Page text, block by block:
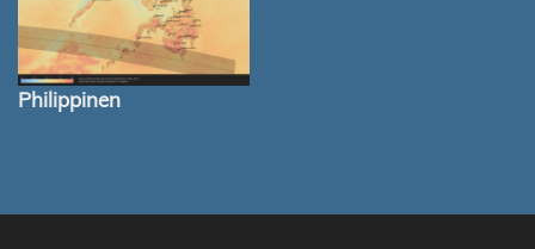
Philippinen